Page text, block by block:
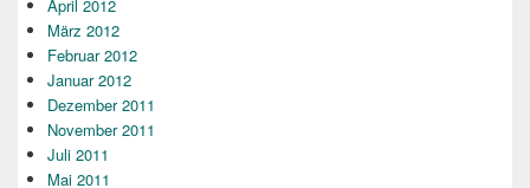
April 2012
März 2012
Februar 2012
Januar 2012
Dezember 2011
November 2011
Juli 2011
Mai 2011